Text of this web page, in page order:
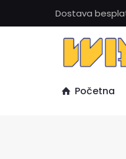
Dostava
Početna